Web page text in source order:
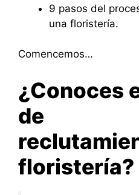
9 pasos del
una floristería.
Comencemos…
¿Conoces
de
floristería?